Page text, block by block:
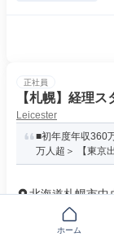
正社員
【札幌】経理
Leicester
■初年度年収360
万人超＞ 【東京
北海道札幌市中
月給29万円～54
求める人材: ≪
い方 ・想像力が
ホーム